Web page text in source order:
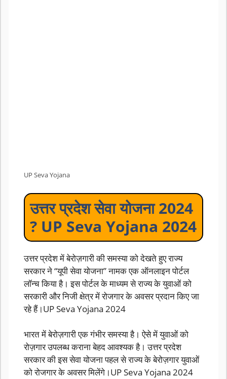
UP Seva Yojana
उत्तर प्रदेश सेवा योजना 2024
? UP Seva Yojana 2024
उत्तर प्रदेश में बेरोज़गारी की समस्या को देखते हुए राज्य
सरकार ने “यूपी सेवा योजना” नामक एक ऑनलाइन पोर्टल
लॉन्च किया है। इस पोर्टल के माध्यम से राज्य के युवाओं को
सरकारी और निजी क्षेत्र में रोजगार के अवसर प्रदान किए जा
रहे हैं।UP Seva Yojana 2024
भारत में बेरोज़गारी एक गंभीर समस्या है। ऐसे में युवाओं को
रोज़गार उपलब्ध कराना बेहद आवश्यक है। उत्तर प्रदेश
सरकार की इस सेवा योजना पहल से राज्य के बेरोज़गार युवाओं
को रोजगार के अवसर मिलेंगे।UP Seva Yojana 2024